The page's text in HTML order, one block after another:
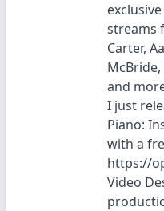
streams
Carter,
McBride,
and
I just
Piano:
with a
https://
Video